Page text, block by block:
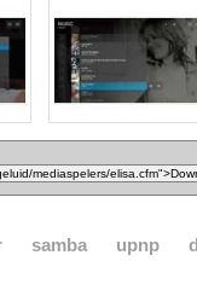
samba upnp